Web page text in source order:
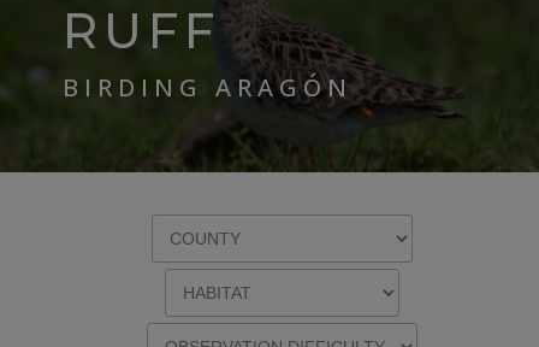
RUFF
BIRDING ARAGÓN